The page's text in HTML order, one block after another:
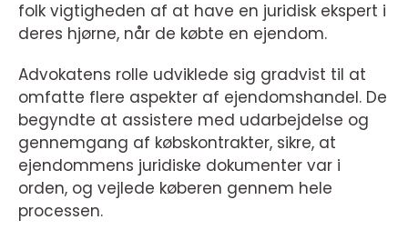
folk vigtigheden af at have en juridisk ekspert i
deres hjørne, når de købte en ejendom.
Advokatens rolle udviklede sig gradvist til at
omfatte flere aspekter af ejendomshandel. De
begyndte at assistere med udarbejdelse og
gennemgang af købskontrakter, sikre, at
ejendommens juridiske dokumenter var i
orden, og vejlede køberen gennem hele
processen.